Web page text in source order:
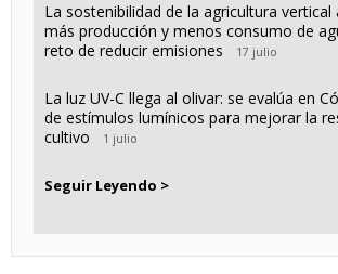
La sostenibilidad de la agricultura vertical
más producción y menos consumo de
reto de reducir emisiones
17 julio
La luz UV-C llega al olivar: se evalúa en
de estímulos lumínicos para mejorar la
cultivo
1 julio
Seguir Leyendo >